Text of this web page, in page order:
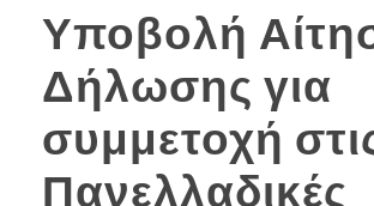
Υποβολή
Δήλωσης για
συμμετοχή
Πανελλαδικές